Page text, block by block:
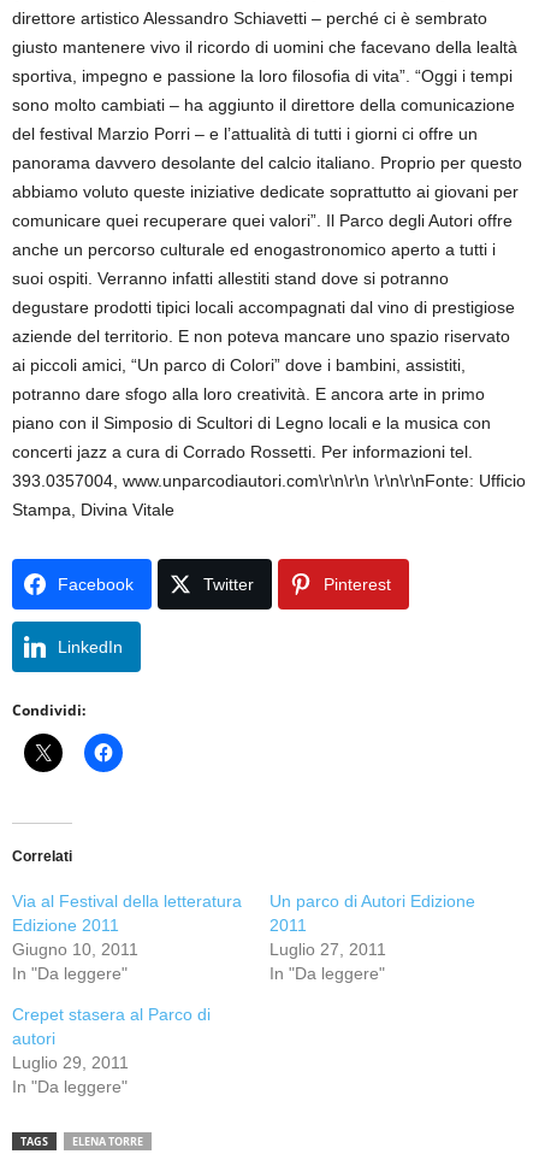
direttore artistico Alessandro Schiavetti – perché ci è sembrato
giusto mantenere vivo il ricordo di uomini che facevano della lealtà
sportiva, impegno e passione la loro filosofia di vita”. “Oggi i tempi
sono molto cambiati – ha aggiunto il direttore della comunicazione
del festival Marzio Porri – e l’attualità di tutti i giorni ci offre un
panorama davvero desolante del calcio italiano. Proprio per questo
abbiamo voluto queste iniziative dedicate soprattutto ai giovani per
comunicare quei recuperare quei valori”. Il Parco degli Autori offre
anche un percorso culturale ed enogastronomico aperto a tutti i
suoi ospiti. Verranno infatti allestiti stand dove si potranno
degustare prodotti tipici locali accompagnati dal vino di prestigiose
aziende del territorio. E non poteva mancare uno spazio riservato
ai piccoli amici, “Un parco di Colori” dove i bambini, assistiti,
potranno dare sfogo alla loro creatività. E ancora arte in primo
piano con il Simposio di Scultori di Legno locali e la musica con
concerti jazz a cura di Corrado Rossetti. Per informazioni tel.
393.0357004, www.unparcodiautori.com\r\n\r\n \r\n\r\nFonte: Ufficio
Stampa, Divina Vitale
Facebook Twitter Pinterest
LinkedIn
Condividi:
Correlati
Via al Festival della letteratura
Edizione 2011
Giugno 10, 2011
In "Da leggere"
Un parco di Autori Edizione
2011
Luglio 27, 2011
In "Da leggere"
Crepet stasera al Parco di
autori
Luglio 29, 2011
In "Da leggere"
TAGS ELENA TORRE